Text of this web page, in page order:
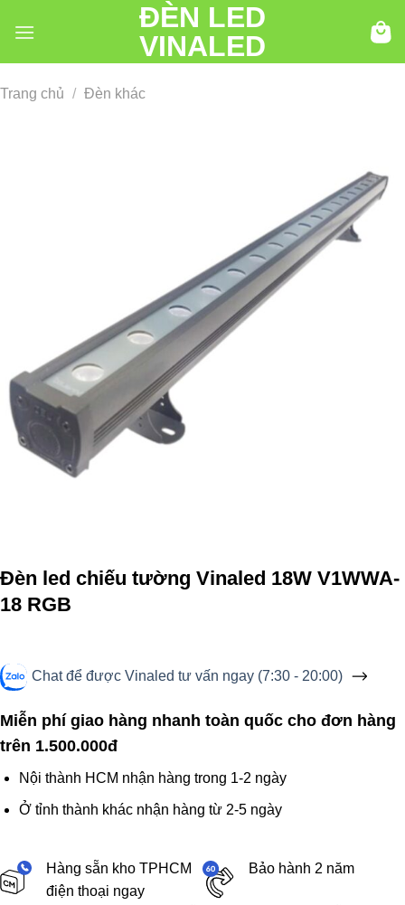
đến
ĐÈN LED
VINALED
Trang chủ / Đèn khác
Đèn led chiếu tường Vinaled 18W V1WWA-
18 RGB
Chat để được Vinaled tư vấn ngay (7:30 - 20:00)
Miễn phí giao hàng nhanh toàn quốc cho đơn hàng
trên 1.500.000đ
Nội thành HCM nhận hàng trong 1-2 ngày
Ở tỉnh thành khác nhận hàng từ 2-5 ngày
Hàng sẵn kho TPHCM
điện thoại ngay
Bảo hành 2 năm